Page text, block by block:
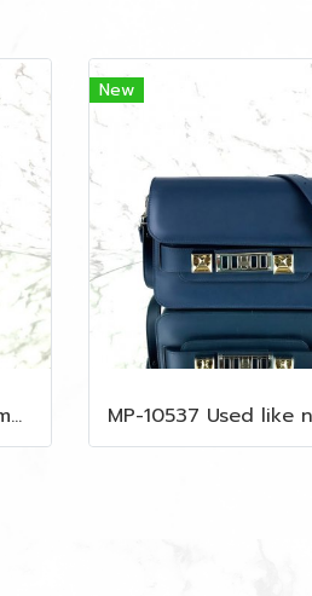
MP-10535 Used MCM Camera Bag In Blue Visetos SHW
New